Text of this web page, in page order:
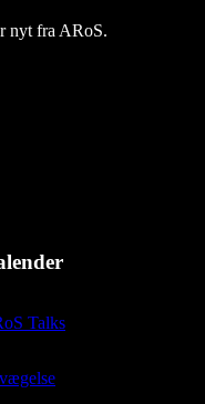
nyt fra ARoS.
Talks